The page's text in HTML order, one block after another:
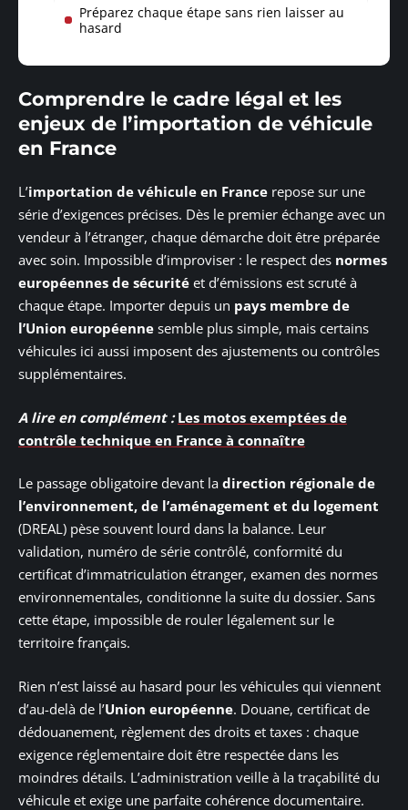
Préparez chaque étape sans rien laisser au
hasard
Comprendre le cadre légal et les
enjeux de l’importation de véhicule
en France
L’importation de véhicule en France repose sur une
série d’exigences précises. Dès le premier échange avec un
vendeur à l’étranger, chaque démarche doit être préparée
avec soin. Impossible d’improviser : le respect des normes
européennes de sécurité et d’émissions est scruté à
chaque étape. Importer depuis un pays membre de
l’Union européenne semble plus simple, mais certains
véhicules ici aussi imposent des ajustements ou contrôles
supplémentaires.
A lire en complément : Les motos exemptées de
contrôle technique en France à connaître
Le passage obligatoire devant la direction régionale de
l’environnement, de l’aménagement et du logement
(DREAL) pèse souvent lourd dans la balance. Leur
validation, numéro de série contrôlé, conformité du
certificat d’immatriculation étranger, examen des normes
environnementales, conditionne la suite du dossier. Sans
cette étape, impossible de rouler légalement sur le
territoire français.
Rien n’est laissé au hasard pour les véhicules qui viennent
d’au-delà de l’Union européenne. Douane, certificat de
dédouanement, règlement des droits et taxes : chaque
exigence réglementaire doit être respectée dans les
moindres détails. L’administration veille à la traçabilité du
véhicule et exige une parfaite cohérence documentaire.